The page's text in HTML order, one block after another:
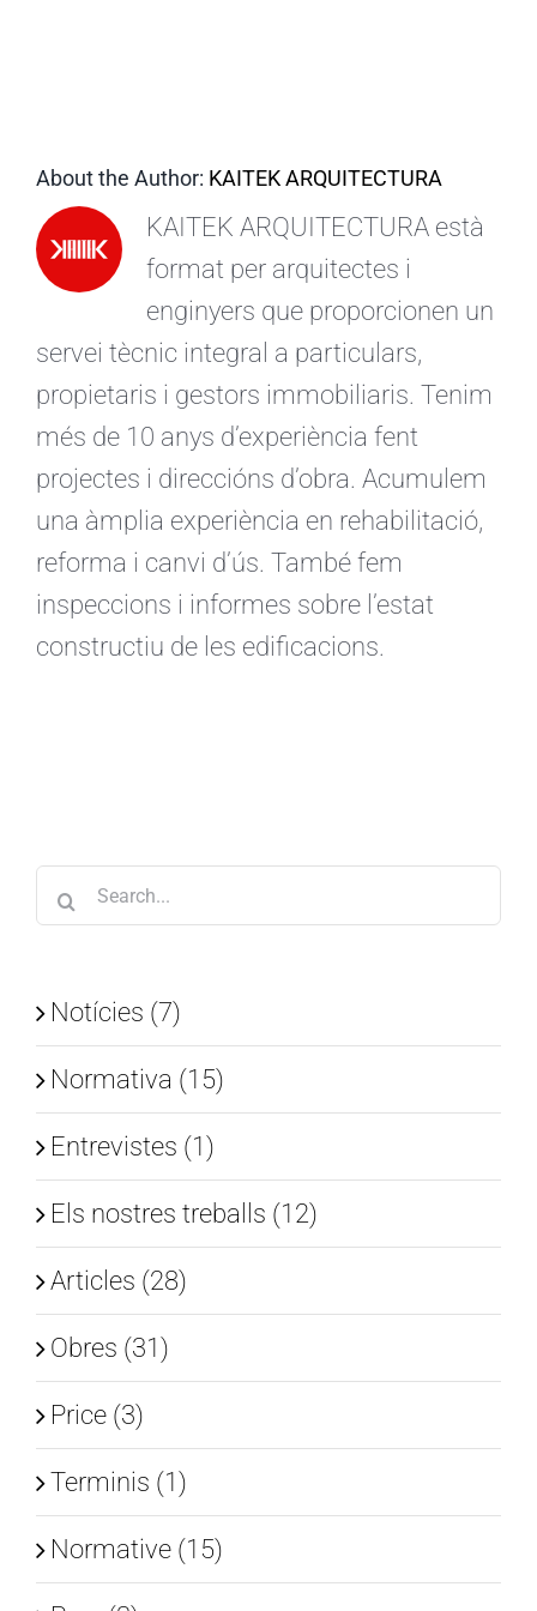
About the Author: KAITEK ARQUITECTURA
KAITEK ARQUITECTURA està
format per arquitectes i
enginyers que proporcionen un
servei tècnic integral a particulars,
propietaris i gestors immobiliaris. Tenim
més de 10 anys d’experiència fent
projectes i direccións d’obra. Acumulem
una àmplia experiència en rehabilitació,
reforma i canvi d’ús. També fem
inspeccions i informes sobre l’estat
constructiu de les edificacions.
Search
for:
Notícies (7)
Normativa (15)
Entrevistes (1)
Els nostres treballs (12)
Articles (28)
Obres (31)
Price (3)
Terminis (1)
Normative (15)